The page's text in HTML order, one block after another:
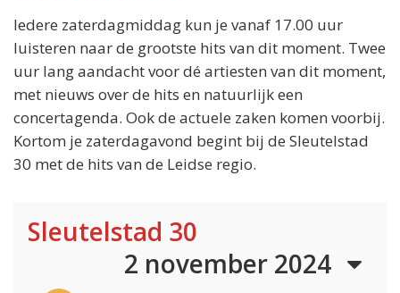
Iedere zaterdagmiddag kun je vanaf 17.00 uur
luisteren naar de grootste hits van dit moment. Twee
uur lang aandacht voor dé artiesten van dit moment,
met nieuws over de hits en natuurlijk een
concertagenda. Ook de actuele zaken komen voorbij.
Kortom je zaterdagavond begint bij de Sleutelstad
30 met de hits van de Leidse regio.
Sleutelstad 30
2 november 2024